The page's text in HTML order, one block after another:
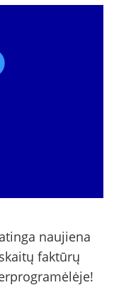
naujiena
faktūrų